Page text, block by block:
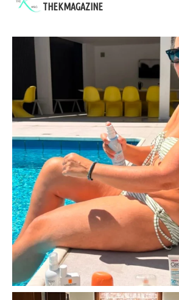
THEKMAGAZINE